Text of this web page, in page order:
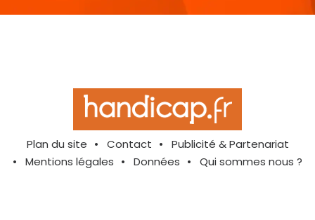
Plan du site Contact
Publicité & Partenariat
Mentions légales
Données Qui sommes nous ?